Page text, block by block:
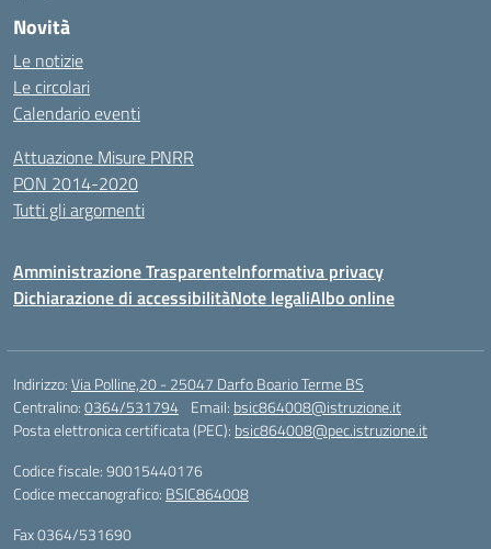
Novità
Le notizie
Le circolari
Calendario eventi
Attuazione Misure PNRR
PON 2014-2020
Tutti gli argomenti
Amministrazione TrasparenteInformativa privacy
Dichiarazione di accessibilitàNote legaliAlbo online
Indirizzo:Via Polline,20 - 25047 Darfo Boario Terme BS
Centralino:0364/531794 Email: bsic864008@istruzione.it
Posta elettronica certificata (PEC): bsic864008@pec.istruzione.it
Codice fiscale: 90015440176
Codice meccanografico: BSIC864008
Fax 0364/531690